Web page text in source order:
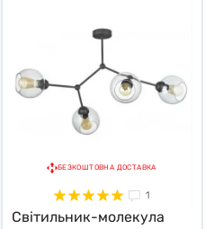
БЕЗКОШТОВНА ДОСТАВКА
1
Світильник-молекула